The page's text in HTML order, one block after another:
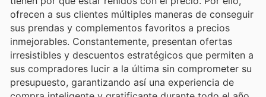
ofrecen a sus clientes múltiples maneras de conseguir
sus prendas y complementos favoritos a precios
inmejorables. Constantemente, presentan ofertas
irresistibles y descuentos estratégicos que permiten a
sus compradores lucir a la última sin comprometer su
presupuesto, garantizando así una experiencia de